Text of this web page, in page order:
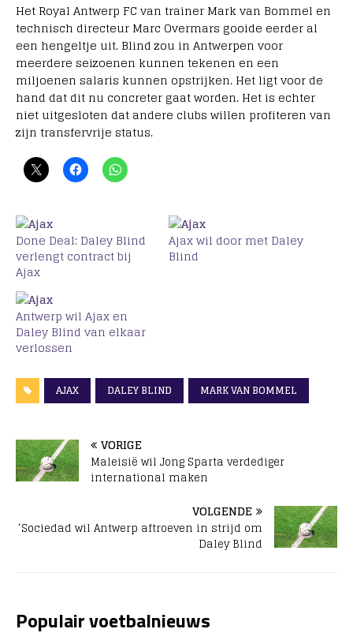
Het Royal Antwerp FC van trainer Mark van Bommel en
technisch directeur Marc Overmars gooide eerder al
een hengeltje uit. Blind zou in Antwerpen voor
meerdere seizoenen kunnen tekenen en een
miljoenen salaris kunnen opstrijken. Het ligt voor de
hand dat dit nu concreter gaat worden. Het is echter
niet uitgesloten dat andere clubs willen profiteren van
zijn transfervrije status.
Done Deal: Daley Blind
verlengt contract bij
Ajax
Ajax wil door met Daley
Blind
Antwerp wil Ajax en
Daley Blind van elkaar
verlossen
AJAX DALEY BLIND MARK VAN BOMMEL
VORIGE
Maleisië wil Jong Sparta verdediger
international maken
VOLGENDE
‘Sociedad wil Antwerp aftroeven in strijd om
Daley Blind
Populair voetbalnieuws